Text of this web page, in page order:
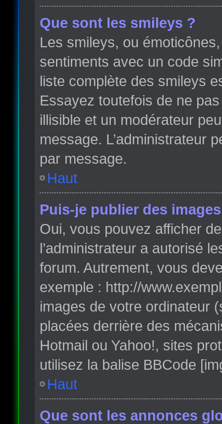
Que sont les smileys ?
Les smileys, ou
sentiments avec un code
liste complète des smileys
Essayez toutefois de ne
illisible et un modérateur
message. L’administrateur
par message.
Haut
Puis-je publier des
Oui, vous pouvez afficher
l’administrateur a autorisé
forum. Autrement, vous
exemple : http://
images de votre ordinateur
placées derrière des
Hotmail ou Yahoo!, sites
utilisez la balise BBCode
Haut
Que sont les annonces